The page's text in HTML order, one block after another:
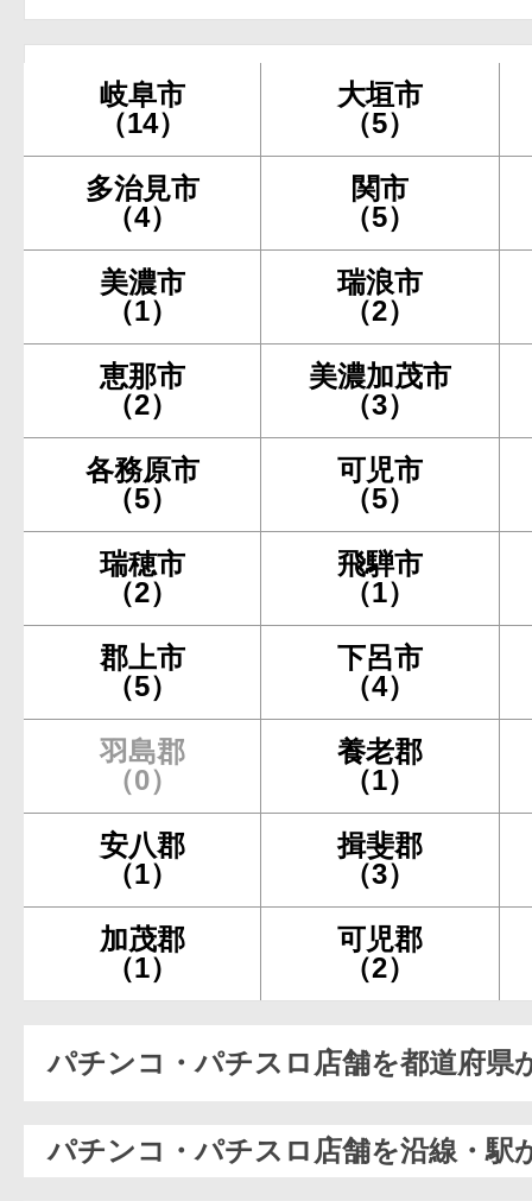
岐阜市
（14）
大垣市
（5）
多治見市
（4）
関市
（5）
美濃市
（1）
瑞浪市
（2）
恵那市
（2）
美濃加茂市
（3）
各務原市
（5）
可児市
（5）
瑞穂市
（2）
飛騨市
（1）
郡上市
（5）
下呂市
（4）
羽島郡
（0）
養老郡
（1）
安八郡
（1）
揖斐郡
（3）
加茂郡
（1）
可児郡
（2）
パチンコ・パチスロ店舗を都道府県
パチンコ・パチスロ店舗を沿線・駅